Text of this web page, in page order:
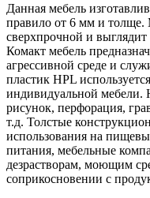
Данная мебель
правило от 6 мм и толще.
сверхпрочной и
Комакт мебель
агрессивной среде и
пластик HPL
индивидуальной мебели.
рисунок, перфорация,
т.д. Толстые
использования на
питания, мебельные
дезрастворам, моющим
соприкосновении с